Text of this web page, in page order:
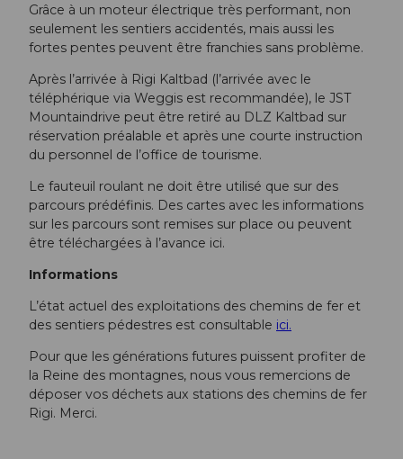
Grâce à un moteur électrique très performant, non
seulement les sentiers accidentés, mais aussi les
fortes pentes peuvent être franchies sans problème.
Après l’arrivée à Rigi Kaltbad (l’arrivée avec le
téléphérique via Weggis est recommandée), le JST
Mountaindrive peut être retiré au DLZ Kaltbad sur
réservation préalable et après une courte instruction
du personnel de l’office de tourisme.
Le fauteuil roulant ne doit être utilisé que sur des
parcours prédéfinis. Des cartes avec les informations
sur les parcours sont remises sur place ou peuvent
être téléchargées à l’avance ici.
Informations
L’état actuel des exploitations des chemins de fer et
des sentiers pédestres est consultable ici.
Pour que les générations futures puissent profiter de
la Reine des montagnes, nous vous remercions de
déposer vos déchets aux stations des chemins de fer
Rigi. Merci.